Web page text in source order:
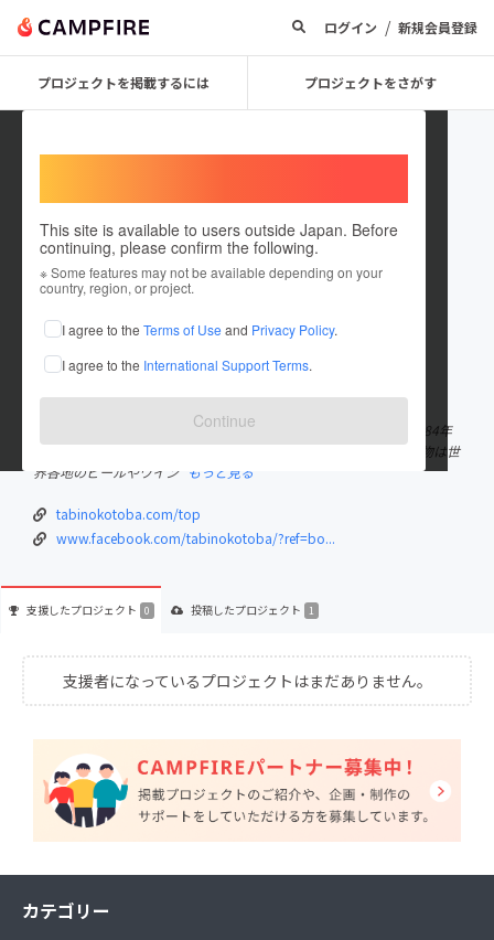
ログイン / 新規会員登録
プロジェクトを掲載するには プロジェクトをさがす
This site is available to users outside Japan. Before
continuing, please confirm the following.
※ Some features may not be available depending on your
country, region, or project.
I agree to the Terms of Use and Privacy Policy.
I agree to the International Support Terms.
Continue
tabinokotoba
これまでに1件のプロジェクトを投稿しています
在住国：日本 現在地：東京都
出身国：日本 出身地：東京都
ソーゲン 1983年生まれ 好きな本は「旅をする木」 かんちゃん 1984年
生まれ 好きな国はアイスランド つかさ 1983年生まれ 好きな飲み物は世
界各地のビールやワイン もっと見る
tabinokotoba.com/top
www.facebook.com/tabinokotoba/?ref=bo...
支援したプロジェクト 0 投稿したプロジェクト 1
支援者になっているプロジェクトはまだありません。
カテゴリー